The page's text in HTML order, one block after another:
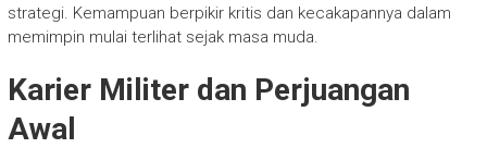
strategi. Kemampuan berpikir kritis dan kecakapannya dalam
memimpin mulai terlihat sejak masa muda.
Karier Militer dan Perjuangan
Awal